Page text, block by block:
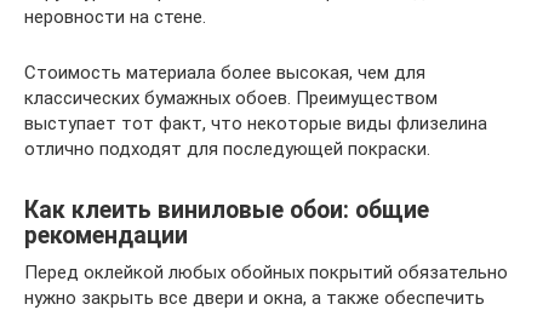
неровности на стене.
Стоимость материала более высокая, чем для
классических бумажных обоев. Преимуществом
выступает тот факт, что некоторые виды флизелина
отлично подходят для последующей покраски.
Как клеить виниловые обои: общие
рекомендации
Перед оклейкой любых обойных покрытий обязательно
нужно закрыть все двери и окна, а также обеспечить